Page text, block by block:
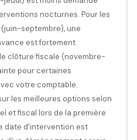
nocturnes. Pour les
septembre), une
est fortement
clôture fiscale (novembre-
pour certaines
votre comptable.
les meilleures options selon
et fiscal lors de la première
date d'intervention est